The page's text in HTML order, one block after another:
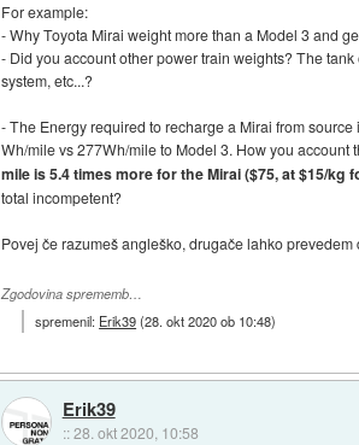
For example:
- Why Toyota Mirai weight more than a Model 3 and
- Did you account other power train weights? The
system, etc...?
- The Energy required to recharge a Mirai from
Wh/mile vs 277Wh/mile to Model 3. How you
mile is 5.4 times more for the Mirai ($75, at $15/
total incompetent?
Povej če razumeš angleško, drugače lahko prevedem
Zgodovina sprememb…
spremenil: Erik39(28. okt 2020 ob 10:48)
Erik39
::28. okt 2020, 10:58